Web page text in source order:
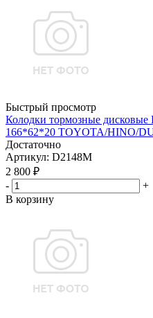
Быстрый просмотр
Колодки тормозные дисковые
166*62*20 TOYOTA/HINO/
Достаточно
Артикул: D2148M
2 800 ₽
-
+
В корзину